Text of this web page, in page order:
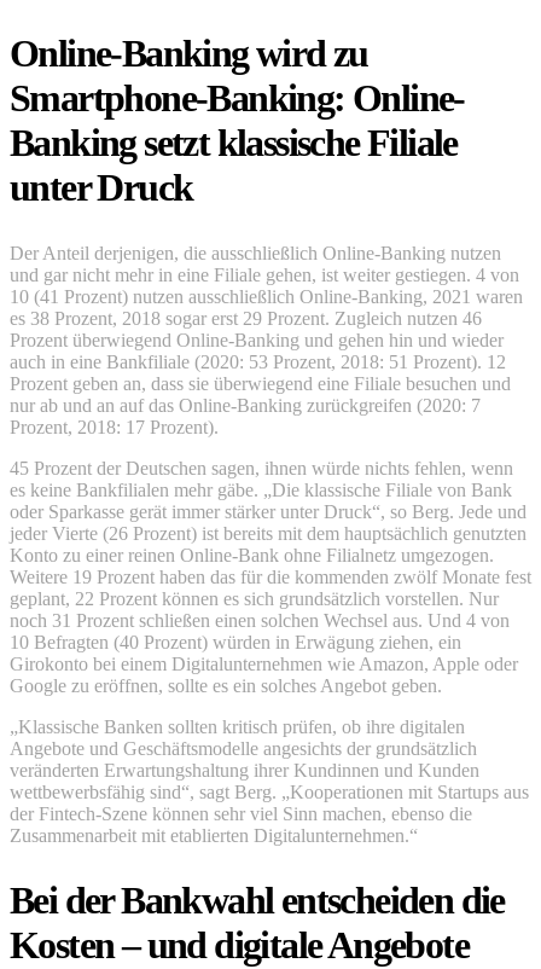
Online-Banking wird zu
Smartphone-Banking: Online-
Banking setzt klassische Filiale
unter Druck
Der Anteil derjenigen, die ausschließlich Online-Banking nutzen
und gar nicht mehr in eine Filiale gehen, ist weiter gestiegen. 4 von
10 (41 Prozent) nutzen ausschließlich Online-Banking, 2021 waren
es 38 Prozent, 2018 sogar erst 29 Prozent. Zugleich nutzen 46
Prozent überwiegend Online-Banking und gehen hin und wieder
auch in eine Bankfiliale (2020: 53 Prozent, 2018: 51 Prozent). 12
Prozent geben an, dass sie überwiegend eine Filiale besuchen und
nur ab und an auf das Online-Banking zurückgreifen (2020: 7
Prozent, 2018: 17 Prozent).
45 Prozent der Deutschen sagen, ihnen würde nichts fehlen, wenn
es keine Bankfilialen mehr gäbe. „Die klassische Filiale von Bank
oder Sparkasse gerät immer stärker unter Druck“, so Berg. Jede und
jeder Vierte (26 Prozent) ist bereits mit dem hauptsächlich genutzten
Konto zu einer reinen Online-Bank ohne Filialnetz umgezogen.
Weitere 19 Prozent haben das für die kommenden zwölf Monate fest
geplant, 22 Prozent können es sich grundsätzlich vorstellen. Nur
noch 31 Prozent schließen einen solchen Wechsel aus. Und 4 von
10 Befragten (40 Prozent) würden in Erwägung ziehen, ein
Girokonto bei einem Digitalunternehmen wie Amazon, Apple oder
Google zu eröffnen, sollte es ein solches Angebot geben.
„Klassische Banken sollten kritisch prüfen, ob ihre digitalen
Angebote und Geschäftsmodelle angesichts der grundsätzlich
veränderten Erwartungshaltung ihrer Kundinnen und Kunden
wettbewerbsfähig sind“, sagt Berg. „Kooperationen mit Startups aus
der Fintech-Szene können sehr viel Sinn machen, ebenso die
Zusammenarbeit mit etablierten Digitalunternehmen.“
Bei der Bankwahl entscheiden die
Kosten – und digitale Angebote